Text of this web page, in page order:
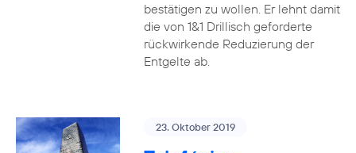
bestätigen zu wollen. Er lehnt damit
die von 1&1 Drillisch geforderte
rückwirkende Reduzierung der
Entgelte ab.
23. Oktober 2019